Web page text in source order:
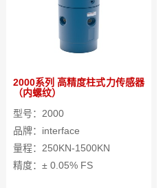
2000系列 高精度柱式力传感器
（内螺纹）
型号：2000
品牌：interface
量程：250KN-1500KN
精度：± 0.05% FS